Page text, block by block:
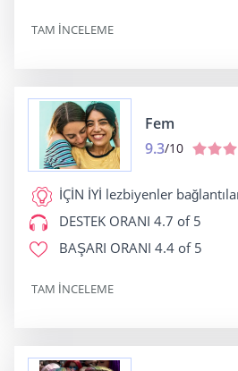
TAM INCELEME
Fem
9.3/10
İÇİN İYİ lezbiyenler
DESTEK ORANI 4.7 of 5
BAŞARI ORANI 4.4 of 5
TAM INCELEME